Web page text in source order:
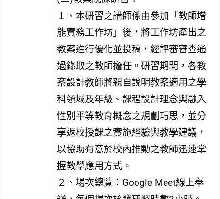
１、本研習之講師係由參加「教師增
能實務工作坊」後，將工作坊產出之
教案進行優化並投稿，經評審審查通
過錄取之教師擔任。研習期間，各教
案設計教師將親自說明教案適用之學
科領域及年級、課程設計理念與融入
性別平等教育概念之規劃巧思，並分
享返校授課之實施經驗與教學建議，
以協助有意於校內推動之教師迅速掌
握教學應用方式。
２、場次總覽：Google Meet線上舉